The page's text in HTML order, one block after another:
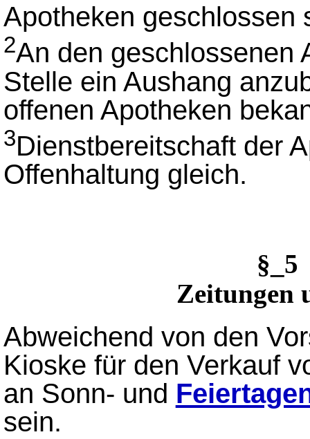
Apotheken geschlossen
2An den geschlossenen
Stelle ein Aushang
offenen Apotheken
3Dienstbereitschaft der
Offenhaltung gleich.
Zeitungen
Abweichend von den
Kioske für den Verkauf
an Sonn- und
sein.